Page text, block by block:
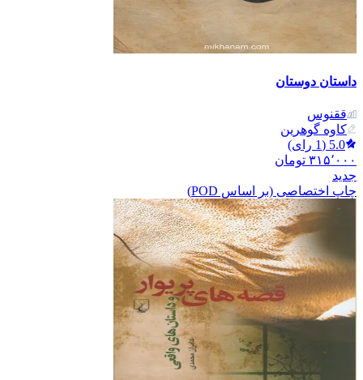
داستان دوستان
ققنوس
کاوه گوهرین
5.0
(
1 رای)
۳۱۵٬۰۰۰ تومان
جدید
چاپ اختصاصی (بر اساس POD)